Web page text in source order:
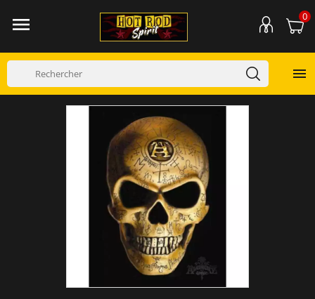
 0
